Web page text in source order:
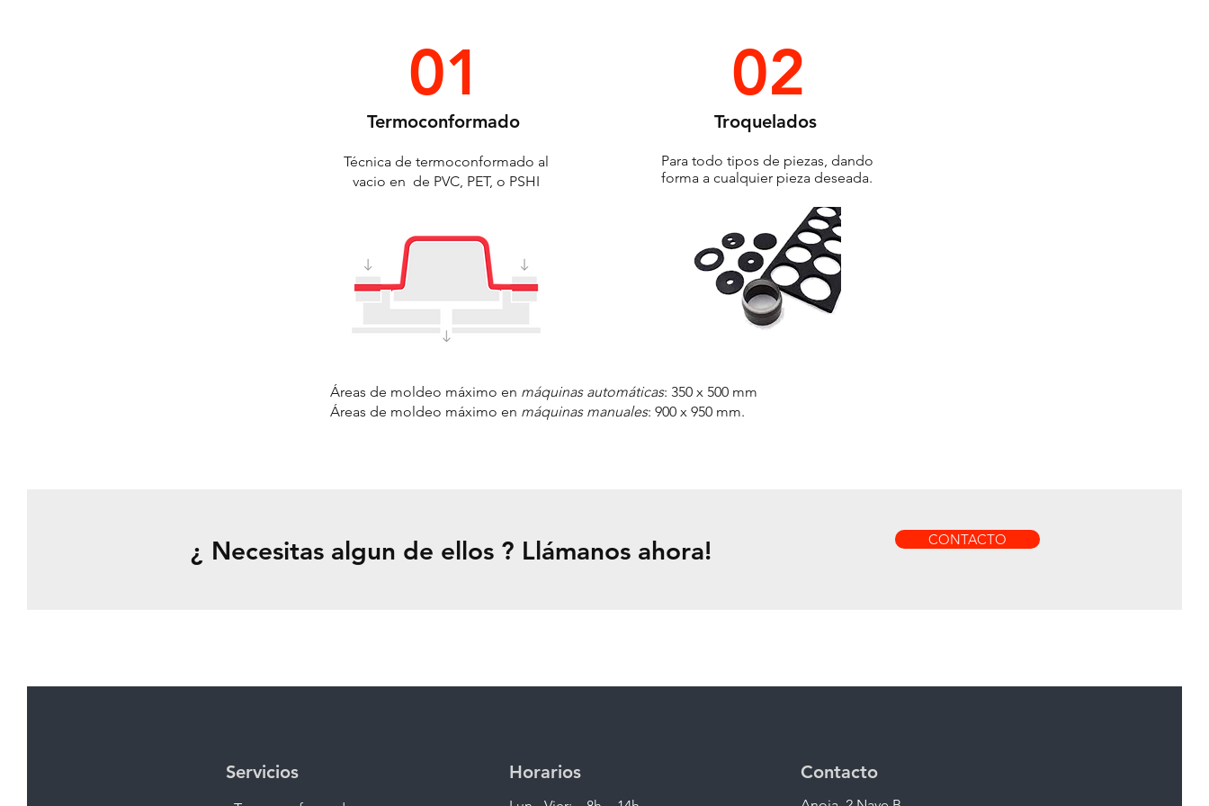
01
Termoconformado
​Técnica de termoconformado al
vacio en de PVC, PET, o PSHI
02
Troquelados
Para todo tipos de piezas, dando
forma a cualquier pieza deseada.
Áreas de moldeo máximo en máquinas automáticas: 350 x 500 mm
Áreas de moldeo máximo en máquinas manuales: 900 x 950 mm.
¿ Necesitas algun de ellos ? Llámanos ahora! CONTACTO
Servicios Horarios Contacto